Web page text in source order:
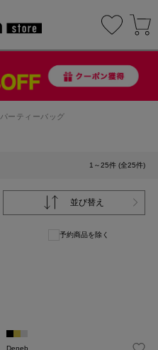
パーティーバッグ
1～25件 (全25件)
並び替え
予約商品を除く
Deneb